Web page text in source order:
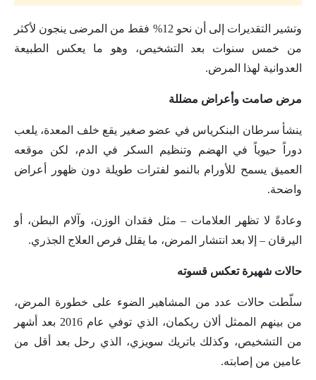
وتشير التقديرات إلى أن نحو 12% فقط من المرضى ينجون لأكثر
من خمس سنوات بعد التشخيص، وهو ما يعكس الطبيعة
العدوانية لهذا المرض.
مرض صامت وأعراض مضللة
ينشأ سرطان البنكرياس في عضو صغير يقع خلف المعدة، يلعب
دوراً حيوياً في الهضم وتنظيم السكر في الدم، لكن موقعه
العميق يسمح للأورام بالنمو لفترات طويلة دون ظهور أعراض
واضحة.
وعادةً لا تظهر العلامات – مثل فقدان الوزن، وآلام البطن، أو
اليرقان – إلا بعد انتشار المرض، ما يقلل فرص العلاج الجذري.
حالات شهيرة تعكس قسوته
سلّطت حالات عدد من المشاهير الضوء على خطورة المرض،
من بينهم الممثل ألان ريكمان، الذي توفي عام 2016 بعد أشهر
من التشخيص، وكذلك باتريك سويزي، الذي رحل بعد أقل من
عامين من إصابته.